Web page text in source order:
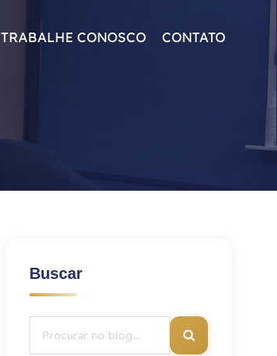
TRABALHE CONOSCO CONTATO
Buscar